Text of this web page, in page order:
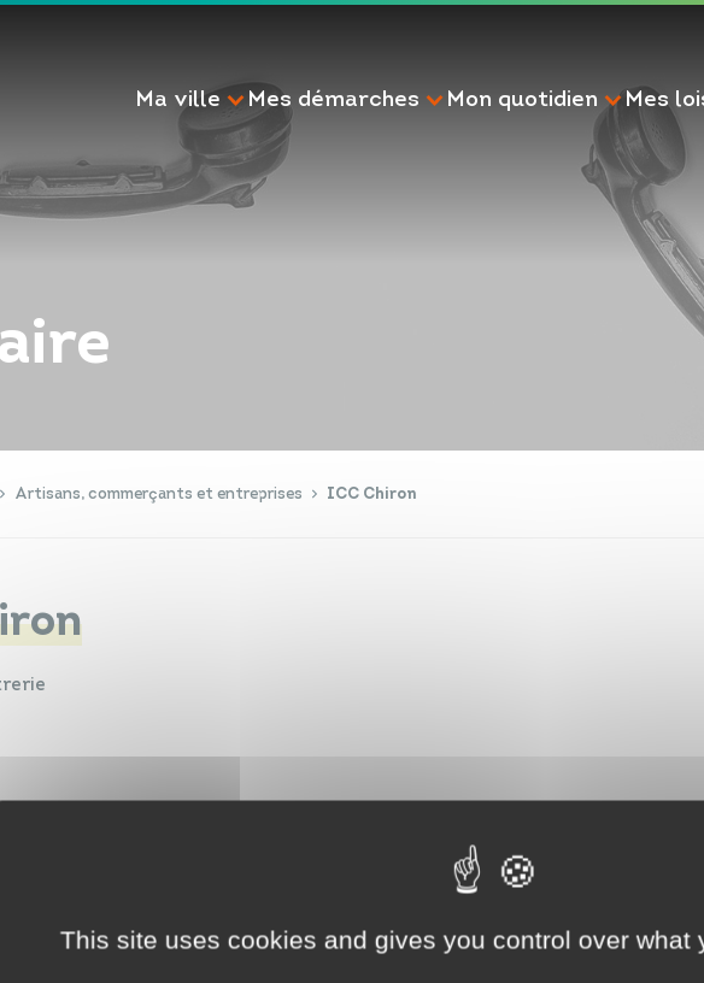
Ma ville Mes démarches Mon quotidien Mes
Artisans, commerçants et entreprises ICC Chiron
This site uses cookies and gives you control over what